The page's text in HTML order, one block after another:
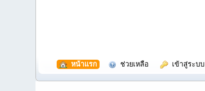
หน้าแรก ช่วยเหลือ เข้าสู่ระบบ